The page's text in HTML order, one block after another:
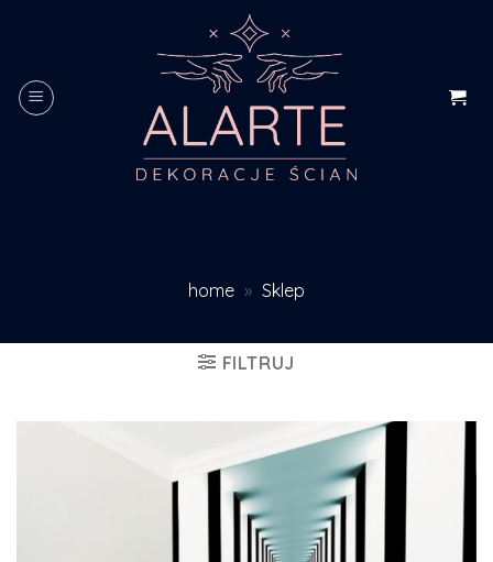
home » Sklep
FILTRUJ